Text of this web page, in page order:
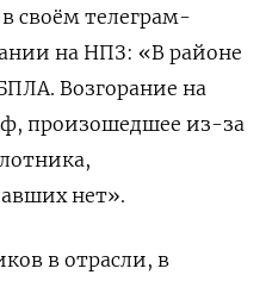
своём телеграм-
на НПЗ: «В районе
Возгорание на
произошедшее из-за
нет».
в отрасли, в